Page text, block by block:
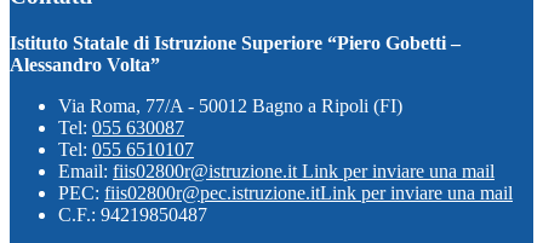
Istituto Statale di Istruzione Superiore “Piero Gobetti –
Alessandro Volta”
Via Roma, 77/A - 50012 Bagno a Ripoli (FI)
Tel: 055 630087
Tel: 055 6510107
Email: fiis02800r@istruzione.it Link per inviare una mail
PEC: fiis02800r@pec.istruzione.itLink per inviare una mail
C.F.: 94219850487